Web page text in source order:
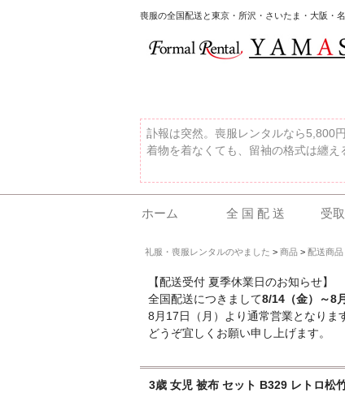
喪服の全国配送と東京・所沢・さいたま・大阪・
訃報は突然。喪服レンタルなら5,800
着物を着なくても、留袖の格式は纏
ホーム 全 国 配 送 受
礼服・喪服レンタルのやました > 商品> 配送商品
【配送受付 夏季休業日のお知らせ】
全国配送につきまして8/14（金）～8
8月17日（月）より通常営業となりま
どうぞ宜しくお願い申し上げます。
3歳 女児 被布 セット B329 レトロ松